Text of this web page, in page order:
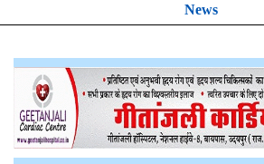
News